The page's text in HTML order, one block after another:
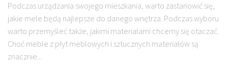
Podczas urządzania swojego mieszkania, warto zastanowić się,
jakie mele będą najlepsze do danego wnętrza. Podczas wyboru
warto przemyśleć także, jakimi materiałami chcemy się otaczać.
Choć meble z płyt meblowych i sztucznych materiałów są
znacznie...